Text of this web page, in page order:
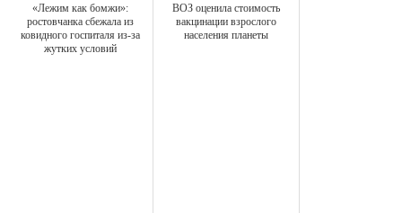
«Лежим как бомжи»:
ростовчанка сбежала из
ковидного госпиталя из-за
жутких условий
ВОЗ оценила стоимость
вакцинации взрослого
населения планеты